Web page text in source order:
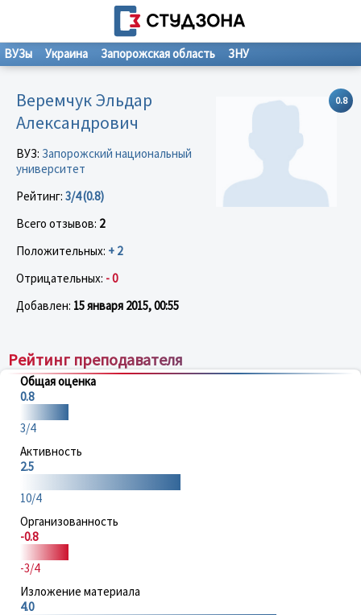
ВУЗы Украина Запорожская область ЗНУ
0.8
Веремчук Эльдар
Александрович
ВУЗ: Запорожский национальный
университет
Рейтинг: 3/4 (0.8)
Всего отзывов: 2
Положительных: + 2
Отрицательных: - 0
Добавлен: 15 января 2015, 00:55
Рейтинг преподавателя
Общая оценка
0.8
3/4
Активность
2.5
10/4
Организованность
-0.8
-3/4
Изложение материала
4.0